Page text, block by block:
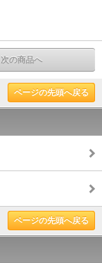
次の商品へ
ページの先頭へ戻る
ページの先頭へ戻る